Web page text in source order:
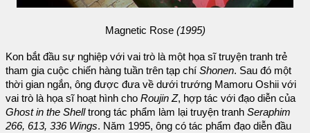
Magnetic Rose (1995)
Kon bắt đầu sự nghiệp với vai trò là một họa sĩ truyện tranh trẻ
tham gia cuộc chiến hàng tuần trên tạp chí Shonen. Sau đó một
thời gian ngắn, ông được đưa về dưới trướng Mamoru Oshii với
vai trò là họa sĩ hoạt hình cho Roujin Z, hợp tác với đạo diễn của
Ghost in the Shelltrong tác phẩm làm lại truyện tranh Seraphim
266, 613, 336 Wings. Năm 1995, ông có tác phẩm đạo diễn đầu